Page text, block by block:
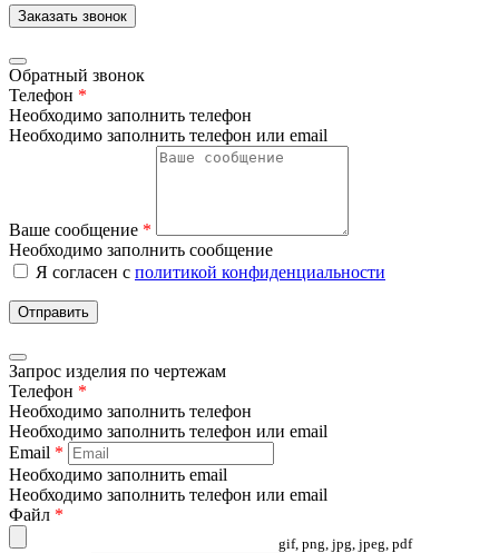
Заказать звонок
Обратный звонок
Телефон *
Необходимо заполнить телефон
Необходимо заполнить телефон или email
Ваше сообщение *
Необходимо заполнить сообщение
Я согласен с политикой конфиденциальности
Отправить
Запрос изделия по чертежам
Телефон *
Необходимо заполнить телефон
Необходимо заполнить телефон или email
Email *
Необходимо заполнить email
Необходимо заполнить телефон или email
Файл *
gif, png, jpg, jpeg, pdf